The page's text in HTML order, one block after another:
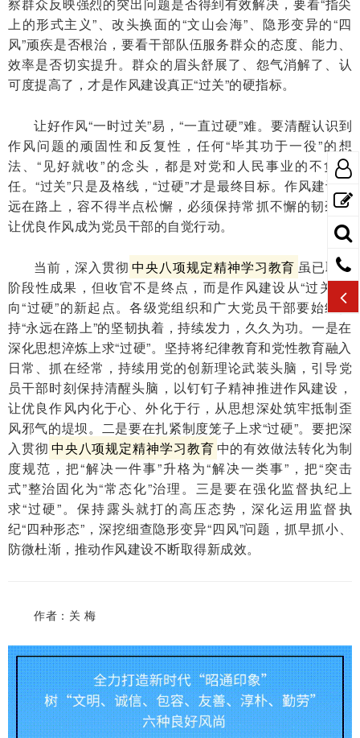
上的形式主义”、改头换面的“文山会海”、隐形变异的“四
风”顽疾是否根治，要看干部队伍服务群众的态度、能力、
效率是否切实提升。群众的眉头舒展了、怨气消解了、认
可度提高了，才是作风建设真正“过关”的硬指标。
让好作风“一时过关”易，“一直过硬”难。要清醒认识到
作风问题的顽固性和反复性，任何“毕其功于一役”的想
法、“见好就收”的念头，都是对党和人民事业的不负责
任。“过关”只是及格线，“过硬”才是最终目标。作风建设永
远在路上，容不得半点松懈，必须保持常抓不懈的韧劲，
让优良作风成为党员干部的自觉行动。
当前，深入贯彻 中央八项规定精神学习教育 虽已取得
阶段性成果，但收官不是终点，而是作风建设从“过关”迈
向“过硬”的新起点。各级党组织和广大党员干部要始终保
持“永远在路上”的坚韧执着，持续发力，久久为功。一是在
深化思想淬炼上求“过硬”。坚持将纪律教育和党性教育融入
日常、抓在经常，持续用党的创新理论武装头脑，引导党
员干部时刻保持清醒头脑，以钉钉子精神推进作风建设，
让优良作风内化于心、外化于行，从思想深处筑牢抵制歪
风邪气的堤坝。二是要在扎紧制度笼子上求“过硬”。要把深
入贯彻 中央八项规定精神学习教育 中的有效做法转化为制
度规范，把“解决一件事”升格为“解决一类事”，把“突击
式”整治固化为“常态化”治理。三是要在强化监督执纪上
求“过硬”。保持露头就打的高压态势，深化运用监督执
纪“四种形态”，深挖细查隐形变异“四风”问题，抓早抓小、
防微杜渐，推动作风建设不断取得新成效。
作者：关 梅